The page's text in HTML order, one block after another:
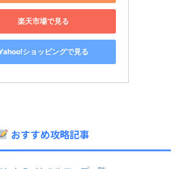
楽天市場で見る
ショッピングで見る
おすすめ攻略記事